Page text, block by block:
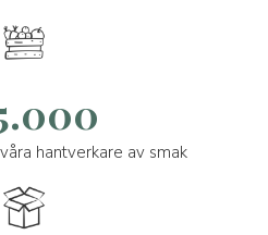
hantverkare av smak